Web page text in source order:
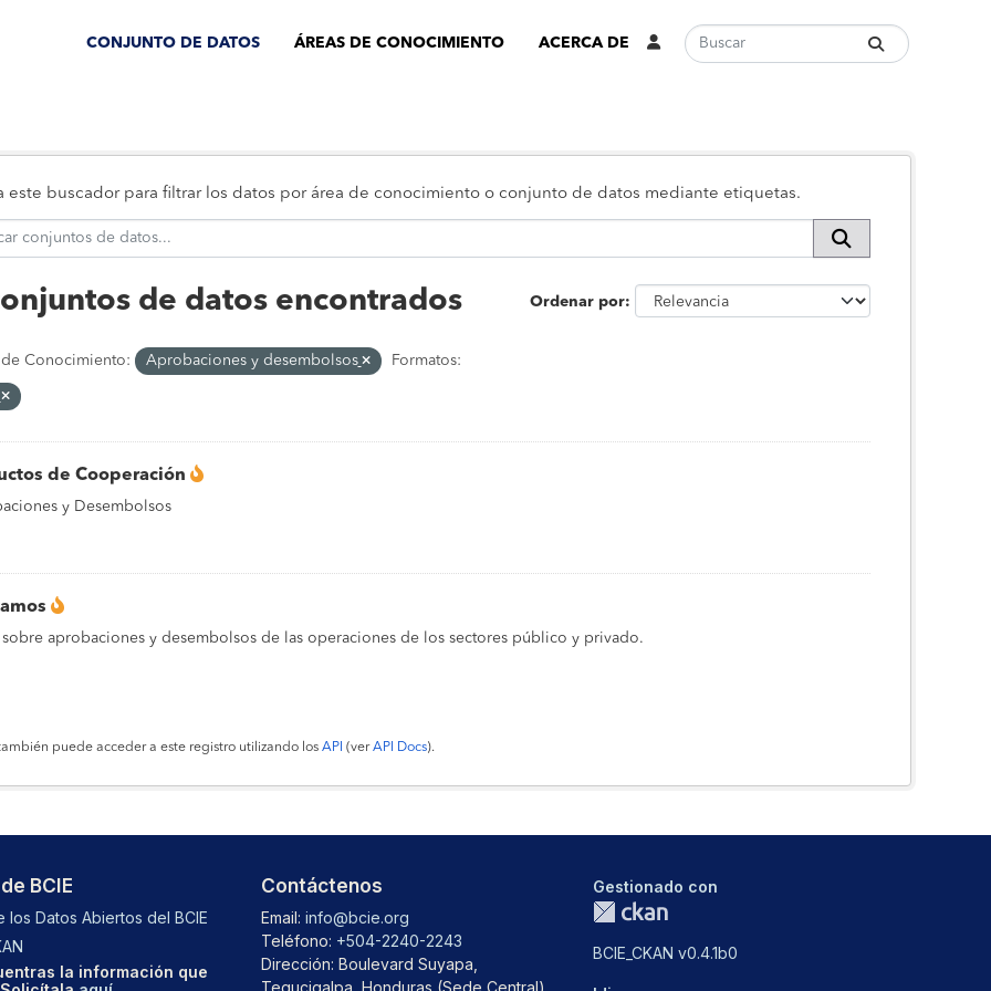
CONJUNTO DE DATOS ÁREAS DE CONOCIMIENTO ACERCA DE
este buscador para filtrar los datos por área de conocimiento o conjunto de datos mediante etiquetas.
Ordenar por
de datos encontrados
de Conocimiento: Aprobaciones y desembolsos Formatos:
de Cooperación
y Desembolsos
sobre aprobaciones y desembolsos de las operaciones de los sectores público y privado.
puede acceder a este registro utilizando los API (verAPI Docs).
BCIE
los Datos Abiertos del BCIE
la información que
Contáctenos
Email: info@bcie.org
Teléfono: +504-2240-2243
Dirección: Boulevard Suyapa,
Tegucigalpa, Honduras (Sede Central)
Gestionado con
BCIE_CKAN v0.4.1b0